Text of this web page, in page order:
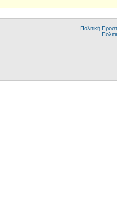
Πολιτική